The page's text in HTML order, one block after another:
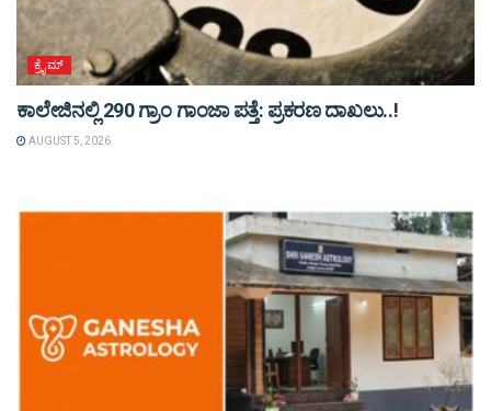
ಕ್ರೈಮ್
ಕಾಲೇಜಿನಲ್ಲಿ 290 ಗ್ರಾಂ ಗಾಂಜಾ ಪತ್ತೆ: ಪ್ರಕರಣ ದಾಖಲು..!
AUGUST 5, 2026